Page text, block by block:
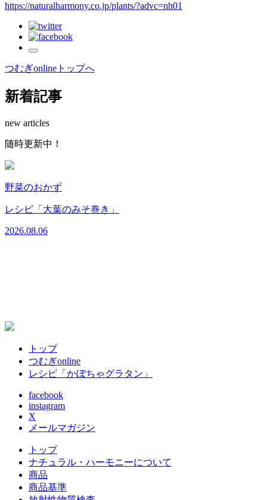
https://naturalharmony.co.jp/plants/?advc=nh01
つむぎonlineトップへ
新着記事
new articles
随時更新中！
野菜のおかず
レシピ「大葉のみそ巻き」
2026.08.06
トップ
つむぎonline
レシピ「かぼちゃグラタン」
facebook
instagram
X
メールマガジン
トップ
ナチュラル・ハーモニーについて
商品
商品基準